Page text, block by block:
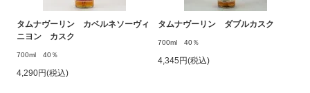
タムナヴーリン カベルネソーヴィ
ニヨン カスク
700ml 40％
4,290円(税込)
タムナヴーリン ダブルカスク
700ml 40％
4,345円(税込)